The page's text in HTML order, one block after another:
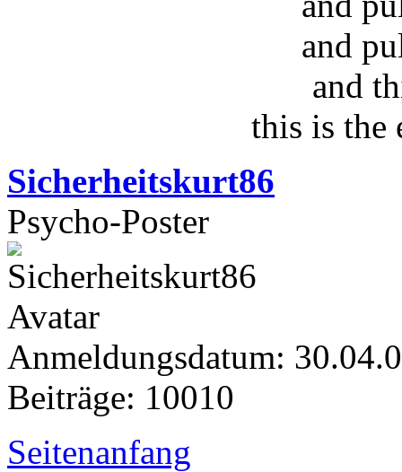
and
and
this is the
Sicherheitskurt86
Psycho-Poster
Anmeldungsdatum:
Beiträge: 10010
Seitenanfang